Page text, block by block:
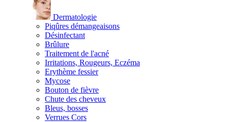
Dermatologie
Piqûres démangeaisons
Désinfectant
Brûlure
Traitement de l'acné
Irritations, Rougeurs, Eczéma
Erythème fessier
Mycose
Bouton de fièvre
Chute des cheveux
Bleus, bosses
Verrues Cors